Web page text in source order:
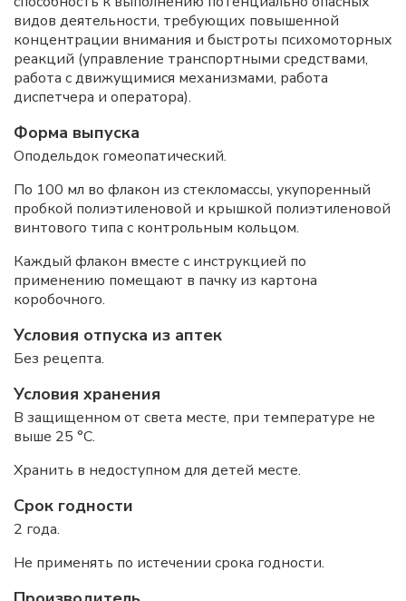
видов деятельности, требующих повышенной
концентрации внимания и быстроты психомоторных
реакций (управление транспортными средствами,
работа с движущимися механизмами, работа
диспетчера и оператора).
Форма выпуска
Оподельдок гомеопатический.
По 100 мл во флакон из стекломассы, укупоренный
пробкой полиэтиленовой и крышкой полиэтиленовой
винтового типа с контрольным кольцом.
Каждый флакон вместе с инструкцией по
применению помещают в пачку из картона
коробочного.
Условия отпуска из аптек
Без рецепта.
Условия хранения
В защищенном от света месте, при температуре не
выше 25 °С.
Хранить в недоступном для детей месте.
Срок годности
2 года.
Не применять по истечении срока годности.